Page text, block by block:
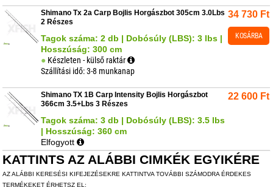
Shimano Tx 2a Carp Bojlis Horgászbot 305cm 3.0Lbs
2 Részes
Tagok száma: 2 db | Dobósúly (LBS): 3 lbs |
Hosszúság: 300 cm
Készleten - külső raktár
Szállítási idő: 3-8 munkanap
34 730 Ft
KOSÁRBA
Shimano TX 1B Carp Intensity Bojlis Horgászbot
366cm 3.5+Lbs 3 Részes
Tagok száma: 3 db | Dobósúly (LBS): 3.5 lbs
| Hosszúság: 360 cm
Elfogyott
22 600 Ft
KATTINTS AZ ALÁBBI CIMKÉK EGYIKÉRE
AZ ALÁBBI KERESÉSI KIFEJEZÉSEKRE KATTINTVA TOVÁBBI SZÁMODRA ÉRDEKES
TERMÉKEKET ÉRHETSZ EL: